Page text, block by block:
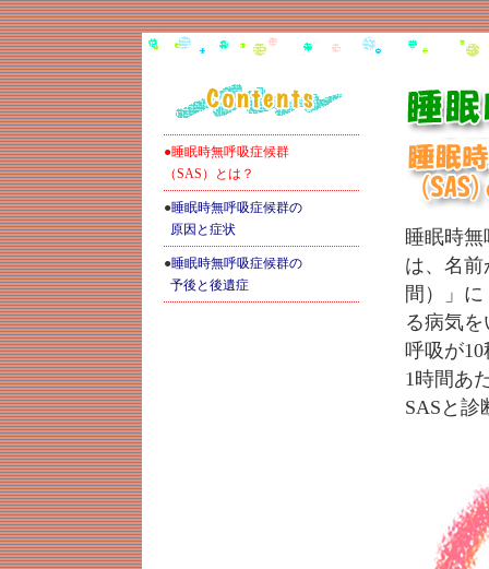
●睡眠時無呼吸症候群
（SAS）とは？
●睡眠時無呼吸症候群の
原因と症状
●睡眠時無呼吸症候群の
予後と後遺症
睡眠時無
は、名
間）」
る病気
呼吸が
1時間あ
SASと診